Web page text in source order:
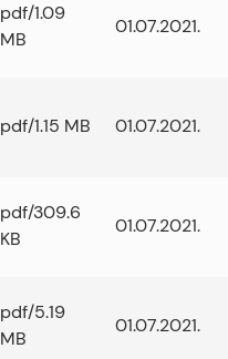
pdf/1.09
MB
01.07.2021.
pdf/1.15 MB 01.07.2021.
pdf/309.6
KB
01.07.2021.
pdf/5.19
MB
01.07.2021.